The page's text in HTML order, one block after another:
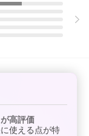
高評価
使える点が特